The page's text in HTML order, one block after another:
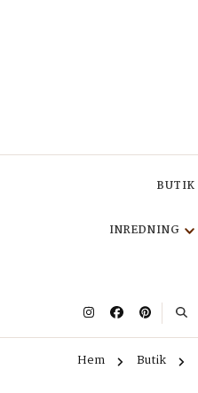
BUTIK
INREDNING
Hem Butik